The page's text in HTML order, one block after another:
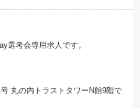
選考会専用求人です。
丸の内トラストタワーN館9階で